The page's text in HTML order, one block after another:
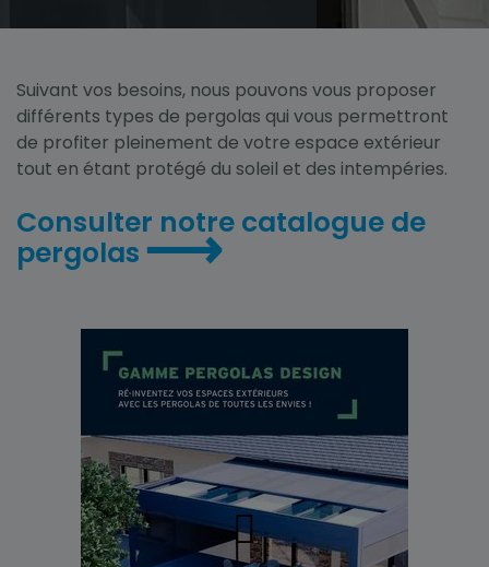
Suivant vos besoins, nous pouvons vous proposer
différents types de pergolas qui vous permettront
de profiter pleinement de votre espace extérieur
tout en étant protégé du soleil et des intempéries.
Consulter notre catalogue de
pergolas⟶